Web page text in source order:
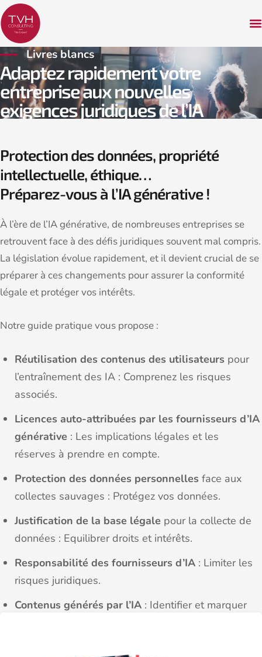
Livres blancs
Adaptez rapidement votre
entreprise aux nouvelles
exigences juridiques de l’IA
Protection des données, propriété
intellectuelle, éthique…
Préparez-vous à l’IA générative !
À l’ère de l’IA générative, de nombreuses entreprises se
retrouvent face à des défis juridiques souvent mal compris.
La législation évolue rapidement, et il devient crucial de se
préparer à ces changements pour assurer la conformité
légale et protéger vos intérêts.
Notre guide pratique vous propose :
Réutilisation des contenus des utilisateurs pour
l’entraînement des IA : Comprenez les risques
associés.
Licences auto-attribuées par les fournisseurs d’IA
générative : Les implications légales et les
réserves à prendre en compte.
Protection des données personnelles face aux
collectes sauvages : Protégez vos données.
Justification de la base légale pour la collecte de
données : Equilibrer droits et intérêts.
Responsabilité des fournisseurs d’IA : Limiter les
risques juridiques.
Contenus générés par l’IA : Identifier et marquer